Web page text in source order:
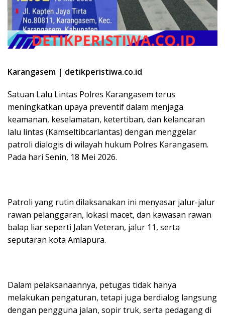
Karangasem | detikperistiwa.co.id
Satuan Lalu Lintas Polres Karangasem terus
meningkatkan upaya preventif dalam menjaga
keamanan, keselamatan, ketertiban, dan kelancaran
lalu lintas (Kamseltibcarlantas) dengan menggelar
patroli dialogis di wilayah hukum Polres Karangasem.
Pada hari Senin, 18 Mei 2026.
Patroli yang rutin dilaksanakan ini menyasar jalur-jalur
rawan pelanggaran, lokasi macet, dan kawasan rawan
balap liar seperti Jalan Veteran, jalur 11, serta
seputaran kota Amlapura.
Dalam pelaksanaannya, petugas tidak hanya
melakukan pengaturan, tetapi juga berdialog langsung
dengan pengguna jalan, sopir truk, serta pedagang di